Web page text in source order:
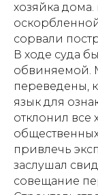
хозяйка
сорвали
В ходе суда
обвиняемой.
переведены,
язык для
отклонил все
привлечь
заслушал
совещание